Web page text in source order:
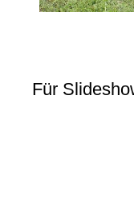
Für